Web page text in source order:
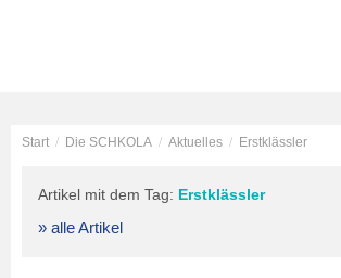
Start / Die SCHKOLA / Aktuelles / Erstklässler
Artikel mit dem Tag: Erstklässler
» alle Artikel